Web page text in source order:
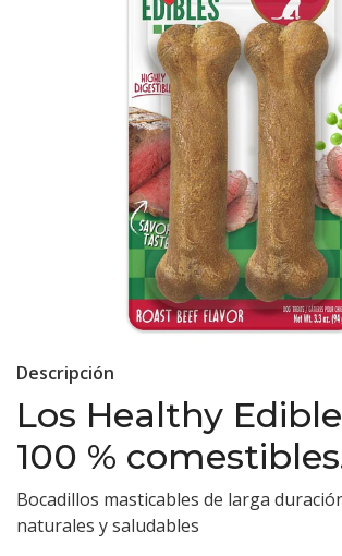
Descripción
Los Healthy
100 %
Bocadillos masticables de larga
naturales y saludables